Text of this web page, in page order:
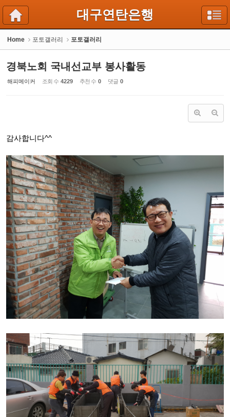
대구연탄은행
Home 포토갤러리 포토갤러리
경북노회 국내선교부 봉사활동
해피메이커 조회 수 4229 추천 수 0 댓글 0
감사합니다^^